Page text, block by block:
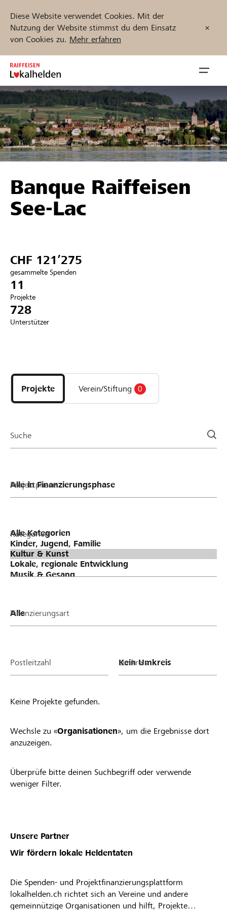
Diese Website verwendet Cookies. Mit der
Nutzung der Website stimmst du dem Einsatz
von Cookies zu. Mehr erfahren
Zum
Inhalt
springen
öffnen
Unterstützen
Hilfe & Support
Anmelden
Projekte und Organisationen finden
Jetzt starten
DE FR IT
Banque Raiffeisen
See-Lac
CHF 121’275
gesammelte Spenden
11
Projekte
728
Unterstützer
Projekte
und
Organisationen
Projekte Verein/Stiftung 0
Suche
Projektphase
Kategorien
Finanzierungsart
Postleitzahl Umkreis
Keine Projekte gefunden.
Wechsle zu «Organisationen», um die Ergebnisse dort
anzuzeigen.
Überprüfe bitte deinen Suchbegriff oder verwende
weniger Filter.
Unsere Partner
Wir fördern lokale Heldentaten
Die Spenden- und Projektfinanzierungsplattform
lokalhelden.ch richtet sich an Vereine und andere
gemeinnützige Organisationen und hilft, Projekte